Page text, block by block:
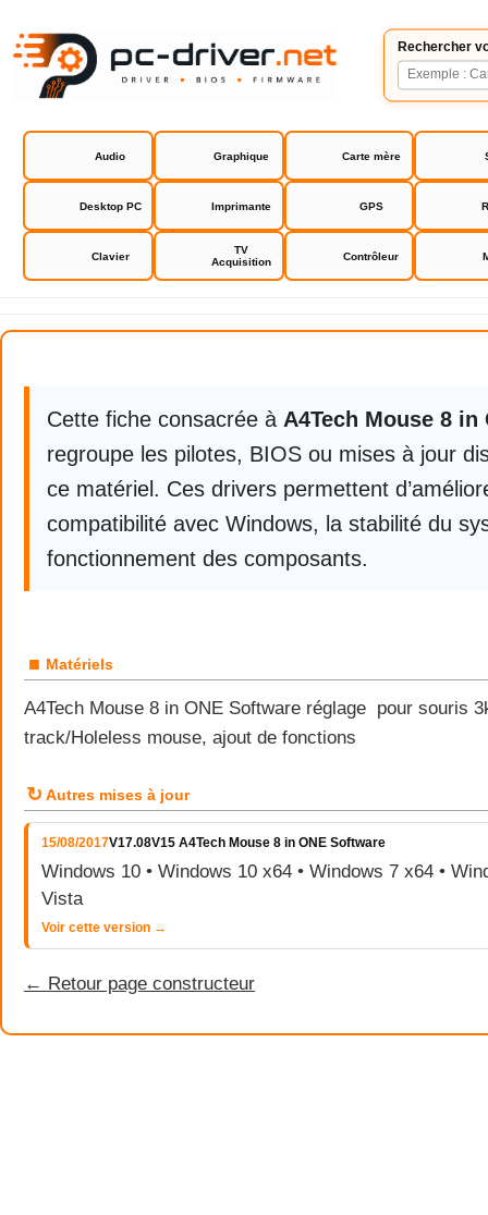
Rechercher
Audio Graphique Carte mère
Desktop PC Imprimante GPS
Clavier
TV
Acquisition
Contrôleur
A4Tech Mouse 8 in ONE
Cette fiche consacrée à A4Tech Mouse 8 in
regroupe les pilotes, BIOS ou mises à jour
ce matériel. Ces drivers permettent
compatibilité avec Windows, la stabilité du
fonctionnement des composants.
■ Matériels
A4Tech Mouse 8 in ONE Software réglage pour souris
track/Holeless mouse, ajout de fonctions
↻ Autres mises à jour
15/08/2017V17.08V15 A4Tech Mouse 8 in ONE Software
Windows 10 • Windows 10 x64 • Windows 7 x64 •
Vista
Voir cette version →
← Retour page constructeur